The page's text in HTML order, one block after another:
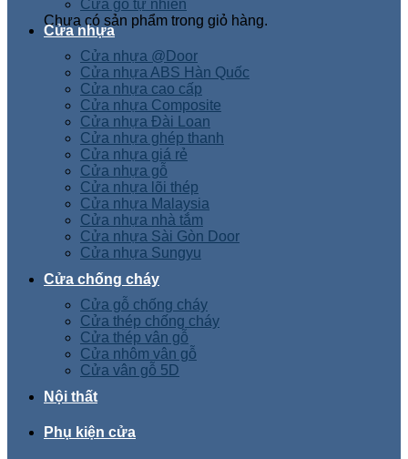
Chưa có sản phẩm trong giỏ hàng.
Cửa gỗ tự nhiên
Cửa nhựa
Cửa nhựa @Door
Cửa nhựa ABS Hàn Quốc
Cửa nhựa cao cấp
Cửa nhựa Composite
Cửa nhựa Đài Loan
Cửa nhựa ghép thanh
Cửa nhựa giá rẻ
Cửa nhựa gỗ
Cửa nhựa lõi thép
Cửa nhựa Malaysia
Cửa nhựa nhà tắm
Cửa nhựa Sài Gòn Door
Cửa nhựa Sungyu
Cửa chống cháy
Cửa gỗ chống cháy
Cửa thép chống cháy
Cửa thép vân gỗ
Cửa nhôm vân gỗ
Cửa vân gỗ 5D
Nội thất
Phụ kiện cửa